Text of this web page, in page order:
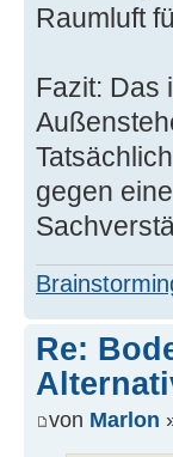
Raumluft
Fazit: Das
gegen
Re:
von Marlon